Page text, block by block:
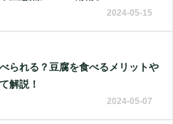
2024-05-15
られる？豆腐を食べるメリットや
解説！
2024-05-07